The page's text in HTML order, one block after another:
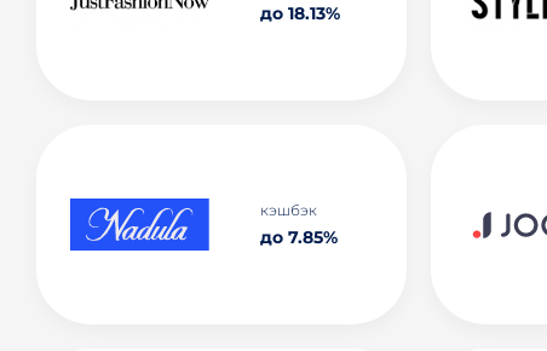
до 18.13%
кэшбэк
до 7.85%